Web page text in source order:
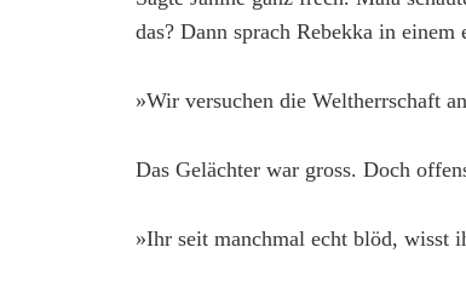
das? Dann sprach Rebekka in
»Wir versuchen die Weltherrschaft
Das Gelächter war gross. Doch
»Ihr seit manchmal echt blöd, wisst